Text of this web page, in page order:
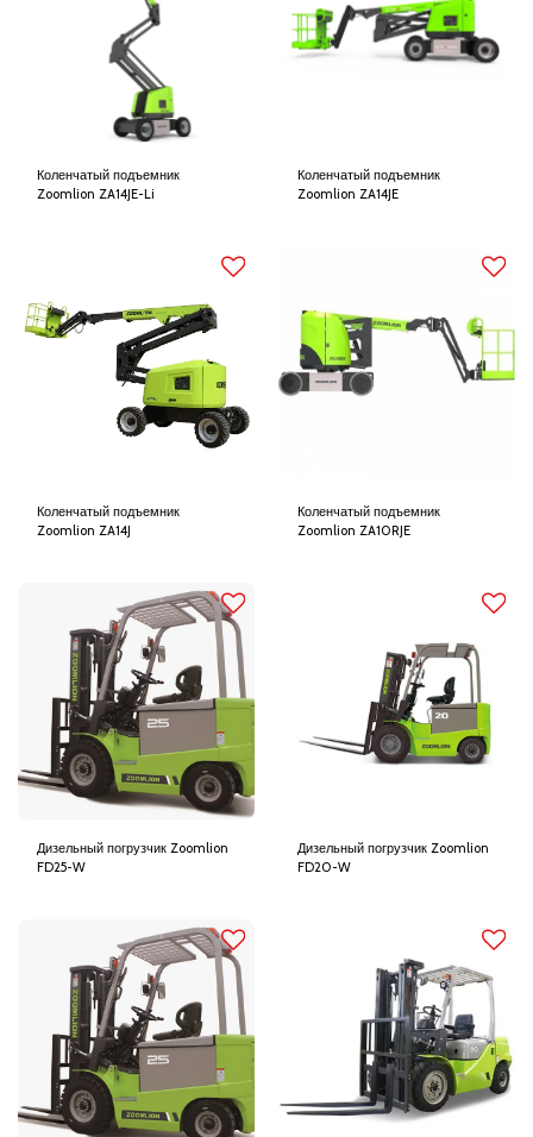
Коленчатый подъемник
Zoomlion ZA14JE-Li
Коленчатый подъемник
Zoomlion ZA14JE
Коленчатый подъемник
Zoomlion ZA14J
Коленчатый подъемник
Zoomlion ZA10RJE
Дизельный погрузчик Zoomlion
FD25-W
Дизельный погрузчик Zoomlion
FD20-W